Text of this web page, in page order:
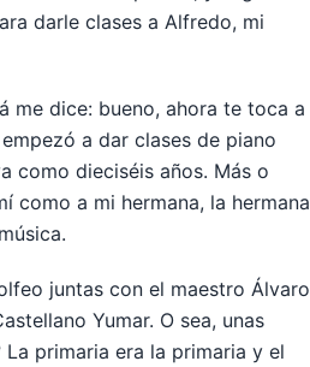
darle clases a Alfredo, mi
me dice: bueno, ahora te toca a
a dar clases de piano
como dieciséis años. Más o
como a mi hermana, la hermana
juntas con el maestro Álvaro
Yumar. O sea, unas
primaria era la primaria y el